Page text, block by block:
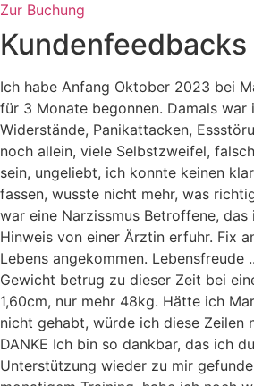
Zur Buchung
Kundenfeedbacks
Ich habe Anfang Oktober 2023 bei
für 3 Monate begonnen. Damals war
Widerstände, Panikattacken,
noch allein, viele Selbstzweifel,
sein, ungeliebt, ich konnte keinen
fassen, wusste nicht mehr, was
war eine Narzissmus Betroffene, das
Hinweis von einer Ärztin erfuhr. Fix
Lebens angekommen. Lebensfreude
Gewicht betrug zu dieser Zeit bei
1,60cm, nur mehr 48kg. Hätte ich
nicht gehabt, würde ich diese Zeilen
DANKE Ich bin so dankbar, das ich
Unterstützung wieder zu mir